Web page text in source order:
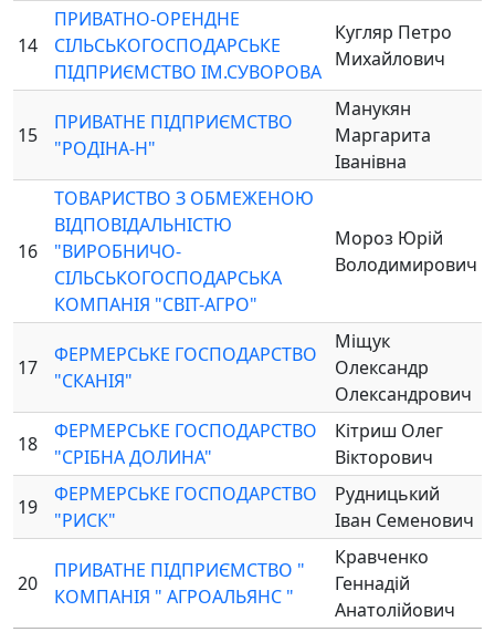
14
ПРИВАТНО-ОРЕНДНЕ
СІЛЬСЬКОГОСПОДАРСЬКЕ
ПІДПРИЄМСТВО ІМ.СУВОРОВА
Кугляр Петро
Михайлович
15
ПРИВАТНЕ ПІДПРИЄМСТВО
"РОДІНА-Н"
Манукян
Маргарита
Іванівна
16
ТОВАРИСТВО З ОБМЕЖЕНОЮ
ВІДПОВІДАЛЬНІСТЮ
"ВИРОБНИЧО-
СІЛЬСЬКОГОСПОДАРСЬКА
КОМПАНІЯ "СВІТ-АГРО"
Мороз Юрій
Володимирович
17
ФЕРМЕРСЬКЕ ГОСПОДАРСТВО
"СКАНІЯ"
Міщук
Олександр
Олександрович
18
ФЕРМЕРСЬКЕ ГОСПОДАРСТВО
"СРІБНА ДОЛИНА"
Кітриш Олег
Вікторович
19
ФЕРМЕРСЬКЕ ГОСПОДАРСТВО
"РИСК"
Рудницький
Іван Семенович
20
ПРИВАТНЕ ПІДПРИЄМСТВО "
КОМПАНІЯ " АГРОАЛЬЯНС "
Кравченко
Геннадій
Анатолійович